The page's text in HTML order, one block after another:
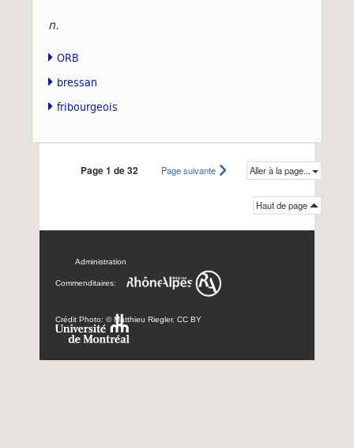
n.
ORB
bressan
fribourgeois
Page 1 de 32 Page suivante Aller à la page...
Haut de page
Administration
Commenditaires:
Crédit Photo: © Matthieu Riegler. CC BY